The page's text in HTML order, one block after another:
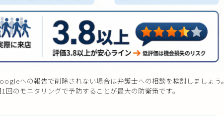
への報告で削除されない場合は弁護士への相談を検討しましょう。
回のモニタリングで予防することが最大の防衛策です。